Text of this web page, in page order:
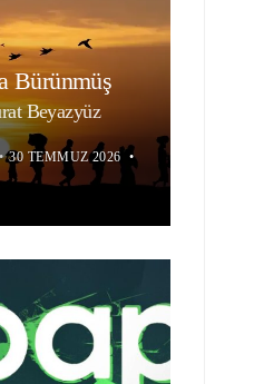
Bürünmüş
Beyazyüz
30 TEMMUZ 2026 •